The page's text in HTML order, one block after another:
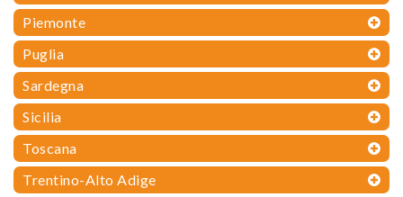
Piemonte
Puglia
Sardegna
Sicilia
Toscana
Trentino-Alto Adige